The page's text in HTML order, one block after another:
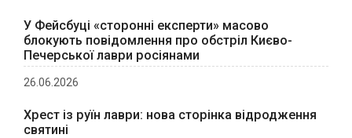
У Фейсбуці «сторонні експерти» масово
блокують повідомлення про обстріл Києво-
Печерської лаври росіянами
26.06.2026
Хрест із руїн лаври: нова сторінка відродження
святині